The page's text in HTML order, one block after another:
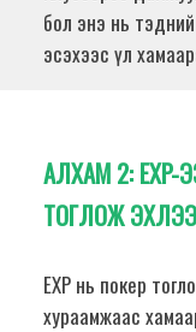
бол энэ нь
эсэхээс үл
АЛХАМ 2:
ТОГЛОЖ
EXP нь покер
хураамжаас